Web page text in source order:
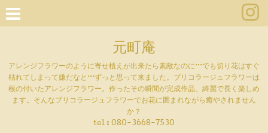
元町庵
アレンジフラワーのように寄せ植えが出来たら素敵なのに···でも切り花はすぐ
枯れてしまって嫌だなと···ずっと思って来ました。ブリコラージュフラワーは
根の付いたアレンジフラワー。作ったその瞬間が完成作品。綺麗で長く楽しめ
ます。そんなブリコラージュフラワーでお花に囲まれながら癒やされません
か？
tel : 080-3668-7530